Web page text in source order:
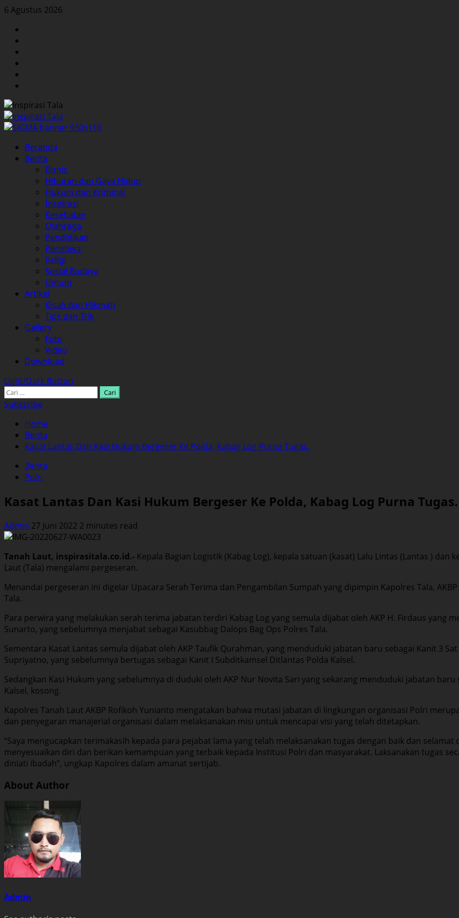
Skip
content
6 Agustus 2026
Primary
Menu
Beranda
Berita
Bisnis
Hiburan dan Gaya Hidup
Hukum dan Kriminal
Inspirasi
Kesehatan
Olahraga
Pendidikan
Peristiwa
Religi
Sosial Budaya
Umum
Artikel
Kisah dan Hikmah
Tips dan Trik
Gallery
Foto
Video
Download
Light/Dark Button
Cari
untuk:
Subscribe
Home
Berita
Kasat Lantas Dan Kasi Hukum Bergeser Ke Polda, Kabag Log Purna Tugas.
Berita
Polri
Kasat Lantas Dan Kasi Hukum Bergeser Ke Polda, Kabag Log Purna Tugas.
Admin 27 Juni 2022 2 minutes read
Tanah Laut, inspirasitala.co.id.- Kepala Bagian Logistik (Kabag Log), kepala satuan (kasat) Lalu Lintas (Lantas ) dan
Laut (Tala) mengalami pergeseran.
Menandai pergeseran ini digelar Upacara Serah Terima dan Pengambilan Sumpah yang dipimpin Kapolres Tala,
Tala.
Para perwira yang melakukan serah terima jabatan terdiri Kabag Log yang semula dijabat oleh AKP H. Firdaus yang
Sunarto, yang sebelumnya menjabat sebagai Kasubbag Dalops Bag Ops Polres Tala.
Sementara Kasat Lantas semula dijabat oleh AKP Taufik Qurahman, yang menduduki jabatan baru sebagai Kanit 3
Supriyatno, yang sebelumnya bertugas sebagai Kanit I Subditkamsel Ditlantas Polda Kalsel.
Sedangkan Kasi Hukum yang sebelumnya di duduki oleh AKP Nur Novita Sari yang sekarang menduduki jabatan
Kalsel, kosong.
Kapolres Tanah Laut AKBP Rofikoh Yunianto mengatakan bahwa mutasi jabatan di lingkungan organisasi Polri
dan penyegaran manajerial organisasi dalam melaksanakan misi untuk mencapai visi yang telah ditetapkan.
“Saya mengucapkan terimakasih kepada para pejabat lama yang telah melaksanakan tugas dengan baik dan
menyesuaikan diri dan berikan kemampuan yang terbaik kepada Institusi Polri dan masyarakat. Laksanakan tugas
diniati ibadah”, ungkap Kapolres dalam amanat sertijab.
About Author
Admin